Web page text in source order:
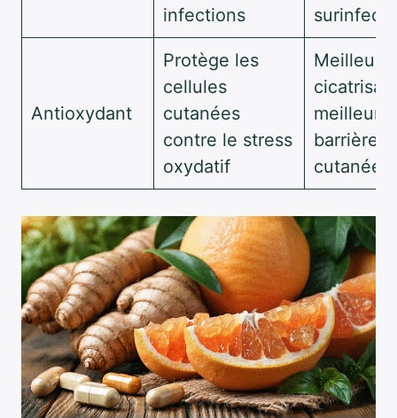
infections
Antioxydant
Protège les
cellules
cutanées
contre le stress
oxydatif
Meilleure
meilleure
barrière
cutanée